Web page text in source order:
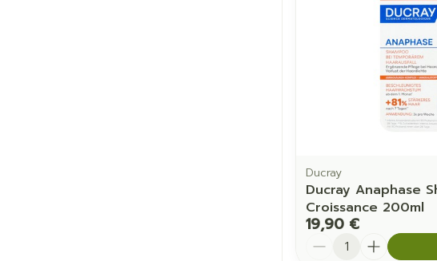
Ducray
Ducray Anaphase
Croissance 200ml
19,90 €
Quantité